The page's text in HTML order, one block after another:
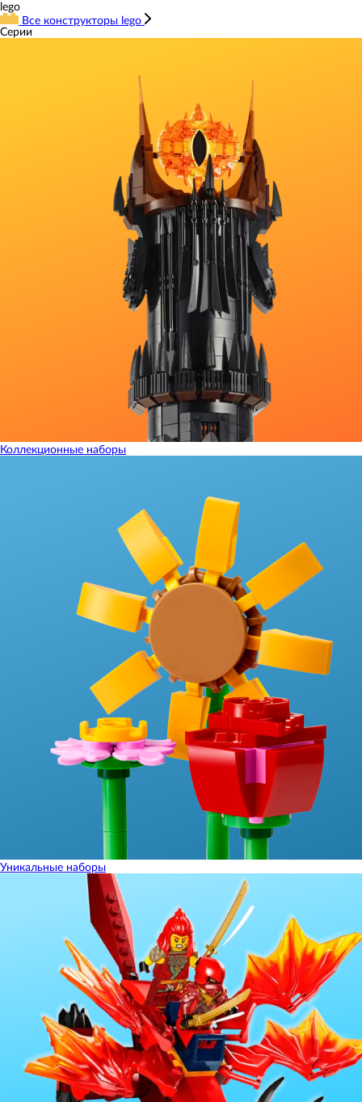
lego
Все конструкторы lego
Серии
Коллекционные наборы
Уникальные наборы